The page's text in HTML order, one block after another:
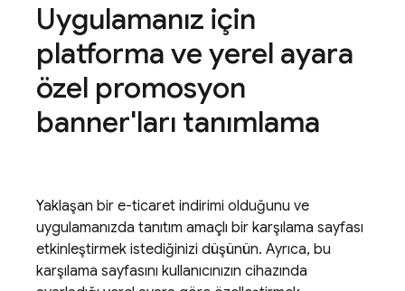
Uygulamanız için
platforma ve yerel ayara
özel promosyon
banner'ları tanımlama
Yaklaşan bir e-ticaret indirimi olduğunu ve
uygulamanızda tanıtım amaçlı bir karşılama sayfası
etkinleştirmek istediğinizi düşünün. Ayrıca, bu
karşılama sayfasını kullanıcınızın cihazında